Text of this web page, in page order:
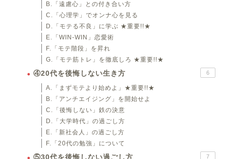
B.「遠慮心」との付き合い方
C.「心理学」でオンナ心を見る
D.「モテる不良」に学ぶ ★重要!!★
E.「WIN-WIN」恋愛術
F.「モテ階段」を昇れ
G.「モテ筋トレ」を徹底しろ ★重要!!★
④20代を後悔しない生き方 6
A.「まずモテより始めよ」★重要!!★
B.「アンチエイジング」を開始せよ
C.「後悔しない」鉄の決意
D.「大学時代」の過ごし方
E.「新社会人」の過ごし方
F.「20代の勉強」について
⑤30代を後悔しない過ごし方 7